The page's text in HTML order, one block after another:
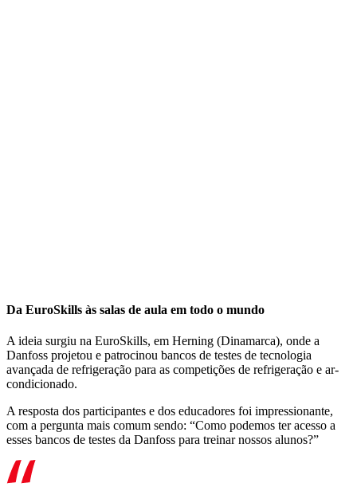
Da EuroSkills às salas de aula em todo o mundo
A ideia surgiu na EuroSkills, em Herning (Dinamarca), onde a
Danfoss projetou e patrocinou bancos de testes de tecnologia
avançada de refrigeração para as competições de refrigeração e ar-
condicionado.
A resposta dos participantes e dos educadores foi impressionante,
com a pergunta mais comum sendo: “Como podemos ter acesso a
esses bancos de testes da Danfoss para treinar nossos alunos?”